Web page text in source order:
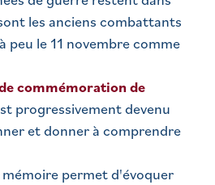
les anciens combattants
peu le 11 novembre comme
commémoration de
progressivement devenu
et donner à comprendre
permet d'évoquer